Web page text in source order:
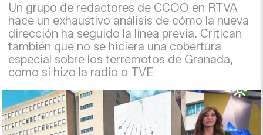
Un grupo de redactores de CCOO en RTVA
hace un exhaustivo análisis de cómo la nueva
dirección ha seguido la línea previa. Critican
también que no se hiciera una cobertura
especial sobre los terremotos de Granada,
como sí hizo la radio o TVE